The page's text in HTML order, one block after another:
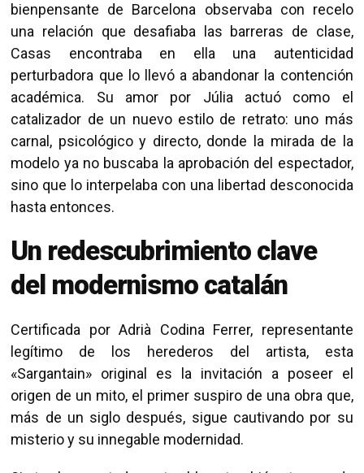
bienpensante de Barcelona observaba con recelo
una relación que desafiaba las barreras de clase,
Casas encontraba en ella una autenticidad
perturbadora que lo llevó a abandonar la contención
académica. Su amor por Júlia actuó como el
catalizador de un nuevo estilo de retrato: uno más
carnal, psicológico y directo, donde la mirada de la
modelo ya no buscaba la aprobación del espectador,
sino que lo interpelaba con una libertad desconocida
hasta entonces.
Un redescubrimiento clave
del modernismo catalán
Certificada por Adrià Codina Ferrer, representante
legítimo de los herederos del artista, esta
«Sargantain» original es la invitación a poseer el
origen de un mito, el primer suspiro de una obra que,
más de un siglo después, sigue cautivando por su
misterio y su innegable modernidad.